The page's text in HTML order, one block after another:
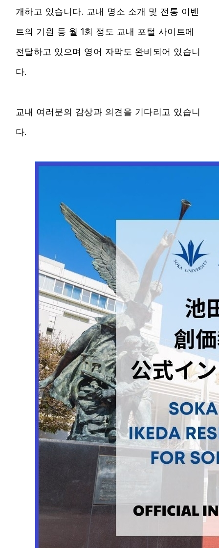
개하고 있습니다. 교내 명소 소개 및 전통 이벤
트의 기원 등 월 1회 정도 교내 포털 사이트에
전달하고 있으며 영어 자막도 완비되어 있습니
다.
교내 여러분의 감상과 의견을 기다리고 있습니
다.